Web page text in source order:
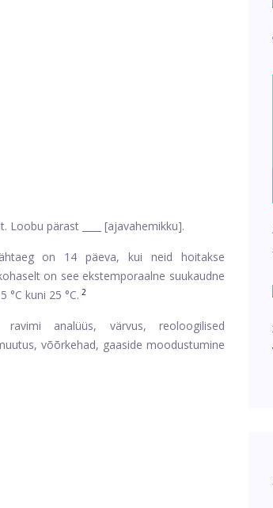
Loobu pärast ____ [ajavahemikku].
on 14 päeva, kui neid hoitakse
on see ekstemporaalne suukaudne
kuni 25 °C. 2
analüüs, värvus, reoloogilised
võõrkehad, gaaside moodustumine